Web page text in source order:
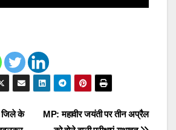
MP: महावीर जयंती पर तीन अप्रैल
जिले के